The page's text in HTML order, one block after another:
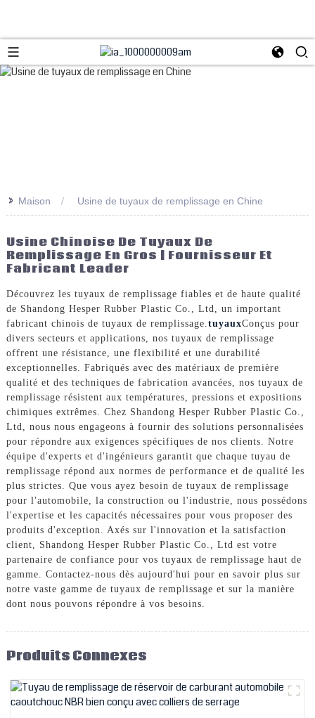
>> Maison Usine de tuyaux de remplissage en Chine
Usine Chinoise De Tuyaux De
Remplissage En Gros | Fournisseur Et
Fabricant Leader
Découvrez les tuyaux de remplissage fiables et de haute qualité
de Shandong Hesper Rubber Plastic Co., Ltd, un important
fabricant chinois de tuyaux de remplissage.tuyauxConçus pour
divers secteurs et applications, nos tuyaux de remplissage
offrent une résistance, une flexibilité et une durabilité
exceptionnelles. Fabriqués avec des matériaux de première
qualité et des techniques de fabrication avancées, nos tuyaux de
remplissage résistent aux températures, pressions et expositions
chimiques extrêmes. Chez Shandong Hesper Rubber Plastic Co.,
Ltd, nous nous engageons à fournir des solutions personnalisées
pour répondre aux exigences spécifiques de nos clients. Notre
équipe d'experts et d'ingénieurs garantit que chaque tuyau de
remplissage répond aux normes de performance et de qualité les
plus strictes. Que vous ayez besoin de tuyaux de remplissage
pour l'automobile, la construction ou l'industrie, nous possédons
l'expertise et les capacités nécessaires pour vous proposer des
produits d'exception. Axés sur l'innovation et la satisfaction
client, Shandong Hesper Rubber Plastic Co., Ltd est votre
partenaire de confiance pour vos tuyaux de remplissage haut de
gamme. Contactez-nous dès aujourd'hui pour en savoir plus sur
notre vaste gamme de tuyaux de remplissage et sur la manière
dont nous pouvons répondre à vos besoins.
Produits Connexes